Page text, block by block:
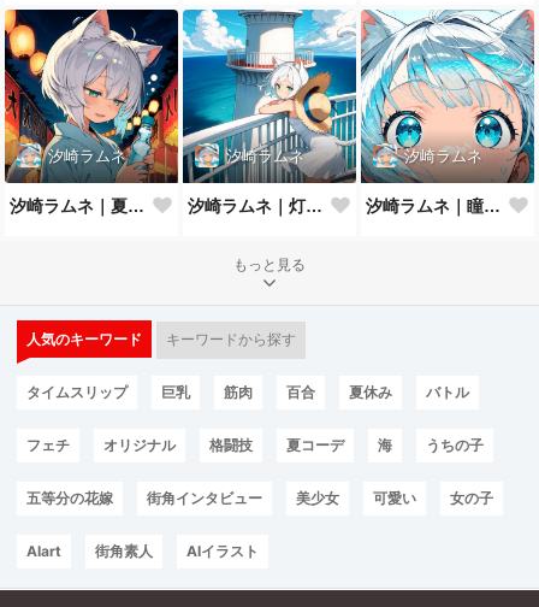
汐崎ラムネ
汐崎ラムネ｜夏祭りの夜
汐崎ラムネ
汐崎ラムネ｜灯台の風
汐崎ラムネ
汐崎ラムネ｜瞳にうつる夏の海
もっと見る
人気のキーワード キーワードから探す
タイムスリップ 巨乳 筋肉 百合 夏休み バトル
フェチ オリジナル 格闘技 夏コーデ 海 うちの子
五等分の花嫁 街角インタビュー 美少女 可愛い 女の子
AIart 街角素人 AIイラスト